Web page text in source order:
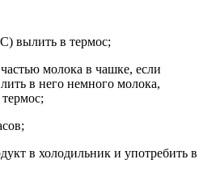
вылить в термос;
молока в чашке, если
в него немного молока,
в холодильник и употребить в